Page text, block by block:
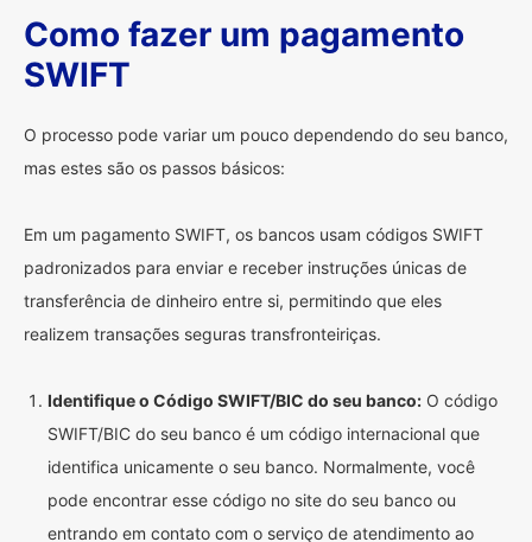
Como fazer um pagamento
SWIFT
O processo pode variar um pouco dependendo do seu banco,
mas estes são os passos básicos:
Em um pagamento SWIFT, os bancos usam códigos SWIFT
padronizados para enviar e receber instruções únicas de
transferência de dinheiro entre si, permitindo que eles
realizem transações seguras transfronteiriças.
Identifique o Código SWIFT/BIC do seu banco: O código
SWIFT/BIC do seu banco é um código internacional que
identifica unicamente o seu banco. Normalmente, você
pode encontrar esse código no site do seu banco ou
entrando em contato com o serviço de atendimento ao